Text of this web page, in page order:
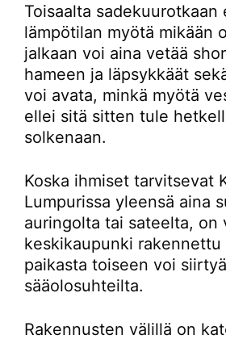
Toisaalta sadekuurotkaan
lämpötilan myötä mikään
jalkaan voi aina vetää
hameen ja läpsykkäät
voi avata, minkä myötä
ellei sitä sitten tule
solkenaan.
Koska ihmiset tarvitsevat
Lumpurissa yleensä aina
auringolta tai sateelta, on
keskikaupunki
paikasta toiseen voi
sääolosuhteilta.
Rakennusten välillä on